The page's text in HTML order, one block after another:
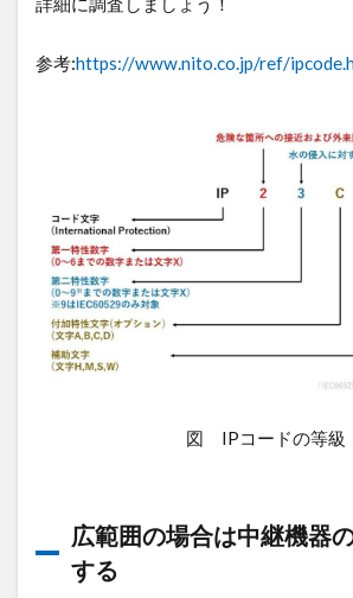
通
ご
と
の
性
能
比
較
適
な
参考:https://www.nito.co.jp/ref/
図 IPコードの等級
広範囲の場合は中継機器
する